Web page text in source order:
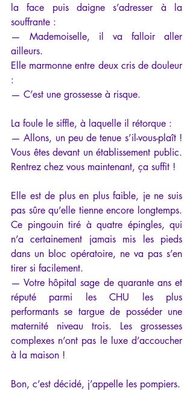
la face puis daigne s’adresser à la
souffrante :
— Mademoiselle, il va falloir aller
ailleurs.
Elle marmonne entre deux cris de douleur
:
— C’est une grossesse à risque.
La foule le siffle, à laquelle il rétorque :
— Allons, un peu de tenue s’il-vous-plaît !
Vous êtes devant un établissement public.
Rentrez chez vous maintenant, ça suffit !
Elle est de plus en plus faible, je ne suis
pas sûre qu’elle tienne encore longtemps.
Ce pingouin tiré à quatre épingles, qui
n’a certainement jamais mis les pieds
dans un bloc opératoire, ne va pas s’en
tirer si facilement.
— Votre hôpital sage de quarante ans et
réputé parmi les CHU les plus
performants se targue de posséder une
maternité niveau trois. Les grossesses
complexes n’ont pas le luxe d’accoucher
à la maison !
Bon, c’est décidé, j’appelle les pompiers.